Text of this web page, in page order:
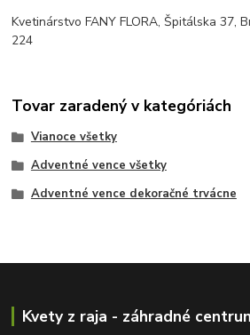
Kvetinárstvo FANY FLORA, Špitálska 37,
224
Tovar zaradený v kategóriách
Vianoce všetky
Adventné vence všetky
Adventné vence dekoračné trvácne
Kvety z raja - záhradné